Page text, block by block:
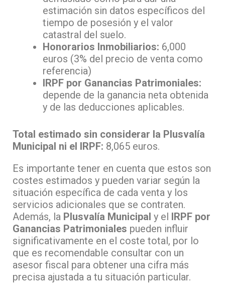
estimación sin datos específicos del
tiempo de posesión y el valor
catastral del suelo.
Honorarios Inmobiliarios: 6,000
euros (3% del precio de venta como
referencia)
IRPF por Ganancias Patrimoniales:
depende de la ganancia neta obtenida
y de las deducciones aplicables.
Total estimado sin considerar la Plusvalía
Municipal ni el IRPF: 8,065 euros.
Es importante tener en cuenta que estos son
costes estimados y pueden variar según la
situación específica de cada venta y los
servicios adicionales que se contraten.
Además, la Plusvalía Municipal y el IRPF por
Ganancias Patrimoniales pueden influir
significativamente en el coste total, por lo
que es recomendable consultar con un
asesor fiscal para obtener una cifra más
precisa ajustada a tu situación particular.